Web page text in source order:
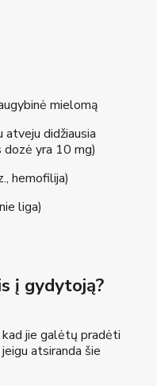
mielomą
atveju didžiausia
yra 10 mg)
hemofilija)
liga)
į gydytoją?
jie galėtų pradėti
atsiranda šie